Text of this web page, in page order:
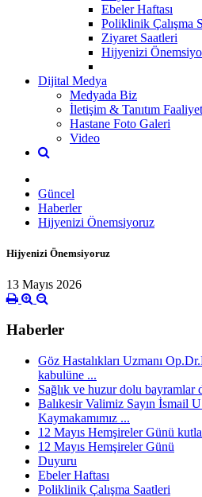
Ebeler Haftası
Poliklinik Çalışma
Ziyaret Saatleri
Hijyenizi
Dijital Medya
Medyada Biz
İletişim & Tanıtım
Hastane Foto Galeri
Video
Güncel
Haberler
Hijyenizi Önemsiyoruz
Hijyenizi Önemsiyoruz
13 Mayıs 2026
Haberler
Göz Hastalıkları Uzmanı
kabulüne ...
Sağlık ve huzur dolu bayramlar
Balıkesir Valimiz Sayın İsmail
Kaymakamımız ...
12 Mayıs Hemşireler Günü
12 Mayıs Hemşireler Günü
Duyuru
Ebeler Haftası
Poliklinik Çalışma Saatleri